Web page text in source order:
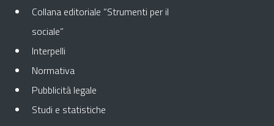
Collana editoriale “Strumenti per il
sociale”
Interpelli
Normativa
Pubblicità legale
Studi e statistiche